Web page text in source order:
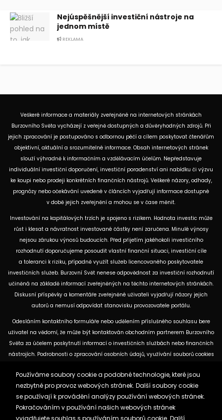
Nejúspěšnější investiční nástroje na
jednom místě
REKLAMA
Veškeré informace a materiály zveřejněné na internetových stránkách
Burzovního Světa vycházejí z veřejně dostupných a důvěryhodných zdrojů. Při
jejich zpracování je postupováno s odbornou péčí a cílem poskytovat čtenářům
objektivní, aktuální a srozumitelné informace. Obsah internetových stránek
slouží výhradně k informačním a vzdělávacím účelům. Nepředstavuje
individuální investiční doporučení, investiční poradenství ani nabídku či výzvu
ke koupi nebo prodeji konkrétních finančních nástrojů. Veškeré názory, odhady,
prognózy nebo očekávání uvedené v článcích vyjadřují informace dostupné
v době jejich zveřejnění a mohou se v čase měnit.
Investování na kapitálových trzích je spojeno s rizikem. Hodnota investic může
růst i klesat a návratnost investované částky není zaručena. Minulé výnosy
nejsou zárukou výnosů budoucích. Před přijetím jakéhokoli investičního
rozhodnutí doporučujeme posoudit vlastní finanční situaci, investiční cíle
a toleranci k riziku, případně využít služeb licencovaného poskytovatele
investičních služeb. Burzovní Svět nenese odpovědnost za investiční rozhodnutí
učiněná na základě informací zveřejněných na těchto internetových stránkách.
Diskusní příspěvky a komentáře zveřejněné uživateli vyjadřují názory jejich
autorů a nemusí odpovídat stanovisku provozovatele portálu.
Odesláním kontaktního formuláře nebo udělením příslušného souhlasu bere
uživatel na vědomí, že může být kontaktován obchodním partnerem Burzovního
Světa za účelem poskytnutí informací o investičních službách nebo finančních
nástrojích. Podrobnosti o zpracování osobních údajů, využívání souborů cookies
dostupných na těchto internetových stránkách. U jednotlivých článků mohou
být uvedeny informace o použitých zdrojích, datu původní analýzy nebo datu,
ke kterému se vztahují uvedené tržní údaje.
Používáme soubory cookie a podobné technologie, které jsou
nezbytné pro provoz webových stránek. Další soubory cookie
se používají k provádění analýzy používání webových stránek.
Pokračováním v používání našich webových stránek